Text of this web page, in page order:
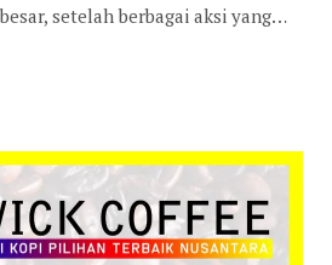
setelah berbagai aksi yang…